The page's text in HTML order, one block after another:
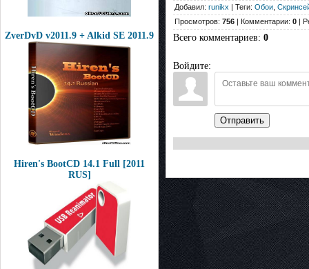
ZverDvD v2011.9 + Alkid SE 2011.9
Hiren's BootCD 14.1 Full [2011
RUS]
Добавил: runikx | Теги: Обои
Просмотров: 756 | Комментарии: 0 |
Всего комментариев: 0
Войдите:
Отправить